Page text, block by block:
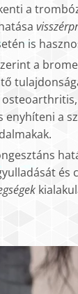
a
is
a
osteoarthritis,
enyhíteni a
és